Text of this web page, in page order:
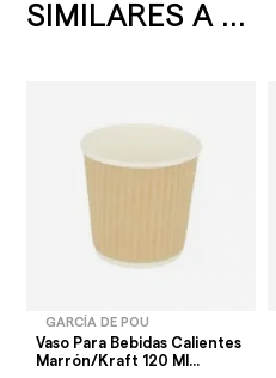
SIMILARES A ...
GARCÍA DE POU
Vaso Para Bebidas Calientes
Marrón/Kraft 120 Ml...